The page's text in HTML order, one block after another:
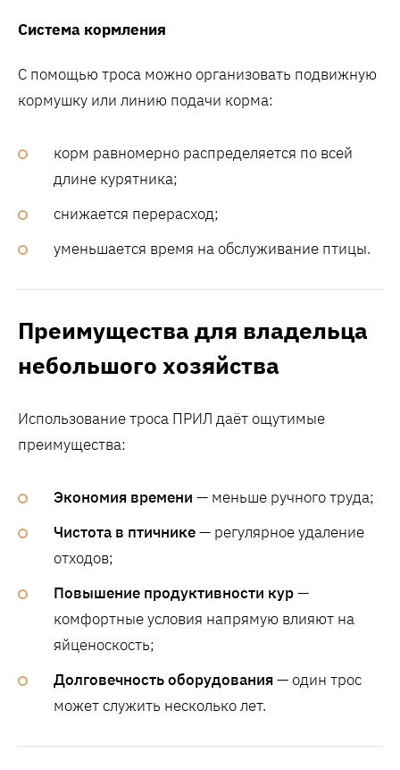
Система кормления
С помощью троса можно организовать подвижную
кормушку или линию подачи корма:
корм равномерно распределяется по всей
длине курятника;
снижается перерасход;
уменьшается время на обслуживание птицы.
Преимущества для владельца
небольшого хозяйства
Использование троса ПРИЛ даёт ощутимые
преимущества:
Экономия времени — меньше ручного труда;
Чистота в птичнике— регулярное удаление
отходов;
Повышение продуктивности кур—
комфортные условия напрямую влияют на
яйценоскость;
Долговечность оборудования— один трос
может служить несколько лет.